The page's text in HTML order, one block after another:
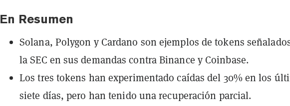
En Resumen
Solana, Polygon y Cardano son ejemplos de tokens
la SEC en sus demandas contra Binance y Coinbase.
Los tres tokens han experimentado caídas del 30% en los
siete días, pero han tenido una recuperación parcial.